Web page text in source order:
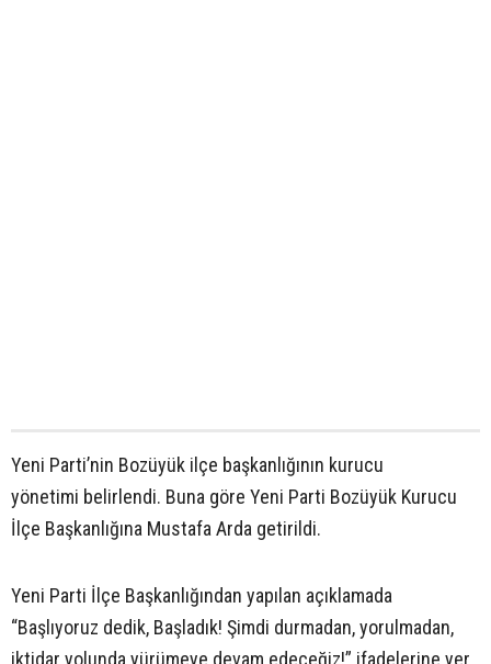
Yeni Parti’nin Bozüyük ilçe başkanlığının kurucu
yönetimi belirlendi. Buna göre Yeni Parti Bozüyük Kurucu
İlçe Başkanlığına Mustafa Arda getirildi.
Yeni Parti İlçe Başkanlığından yapılan açıklamada
“Başlıyoruz dedik, Başladık! Şimdi durmadan, yorulmadan,
iktidar yolunda yürümeye devam edeceğiz!” ifadelerine yer